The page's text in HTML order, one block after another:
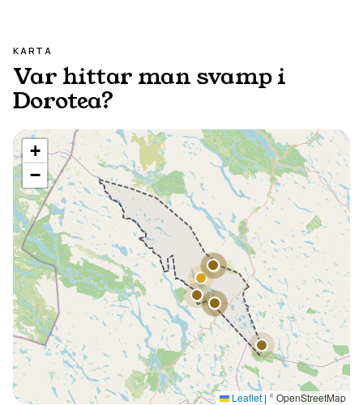
KARTA
Var hittar man svamp i
Dorotea?
+
−
Leaflet | © OpenStreetMap